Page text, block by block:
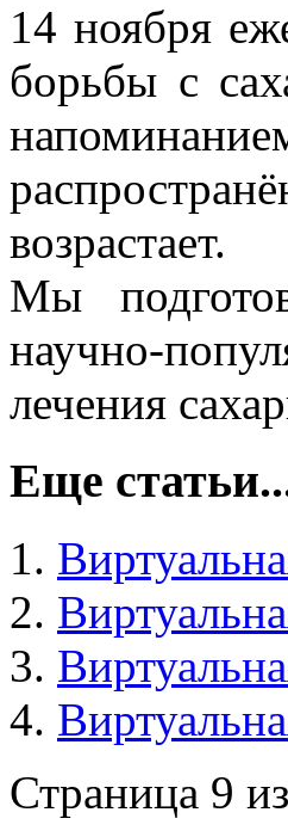
14 ноября
борьбы с
возрастает.
Мы
научно-
лечения
Еще
Страница 9